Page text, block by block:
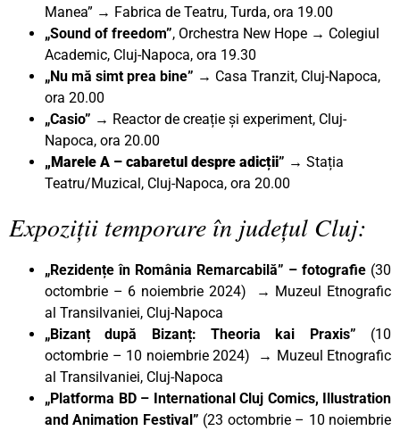
Manea” → Fabrica de Teatru, Turda, ora 19.00
„Sound of freedom”, Orchestra New Hope → Colegiul
Academic, Cluj-Napoca, ora 19.30
„Nu mă simt prea bine” → Casa Tranzit, Cluj-Napoca,
ora 20.00
„Casio” → Reactor de creație și experiment, Cluj-
Napoca, ora 20.00
„Marele A – cabaretul despre adicții” → Stația
Teatru/Muzical, Cluj-Napoca, ora 20.00
Expoziții temporare în județul Cluj:
„Rezidențe în România Remarcabilă” – fotografie (30
octombrie – 6 noiembrie 2024) → Muzeul Etnografic
al Transilvaniei, Cluj-Napoca
„Bizanț după Bizanț: Theoria kai Praxis” (10
octombrie – 10 noiembrie 2024) → Muzeul Etnografic
al Transilvaniei, Cluj-Napoca
„Platforma BD – International Cluj Comics, Illustration
and Animation Festival” (23 octombrie – 10 noiembrie